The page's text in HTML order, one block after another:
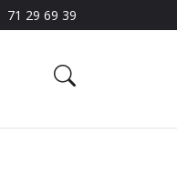
71 29 69 39